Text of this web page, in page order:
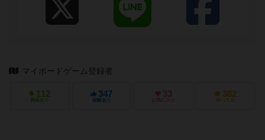
マイボードゲーム登録者
112
興味あり
347
経験あり
33
お気に入り
382
持ってる